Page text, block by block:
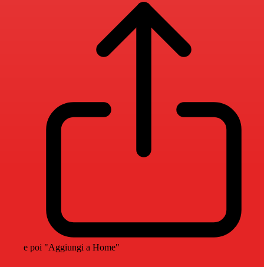
e poi "Aggiungi a Home"